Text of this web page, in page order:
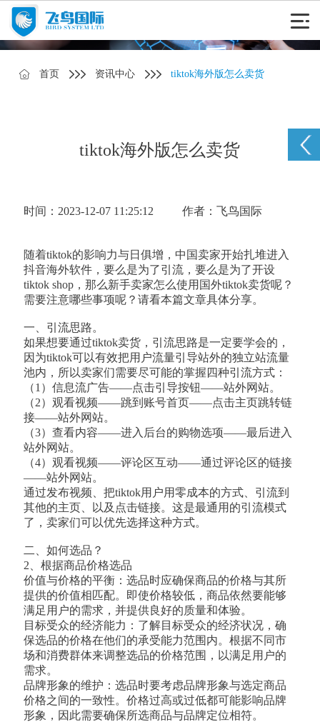
首页 资讯中心 tiktok海外版怎么卖货
tiktok海外版怎么卖货
时间：2023-12-07 11:25:12 作者：飞鸟国际
随着tiktok的影响力与日俱增，中国卖家开始扎堆进入
抖音海外软件，要么是为了引流，要么是为了开设
tiktok shop，那么新手卖家怎么使用国外tiktok卖货呢？
需要注意哪些事项呢？请看本篇文章具体分享。
一、引流思路。
如果想要通过tiktok卖货，引流思路是一定要学会的，
因为tiktok可以有效把用户流量引导站外的独立站流量
池内，所以卖家们需要尽可能的掌握四种引流方式：
（1）信息流广告——点击引导按钮——站外网站。
（2）观看视频——跳到账号首页——点击主页跳转链
接——站外网站。
（3）查看内容——进入后台的购物选项——最后进入
站外网站。
（4）观看视频——评论区互动——通过评论区的链接
——站外网站。
通过发布视频、把tiktok用户用零成本的方式、引流到
其他的主页、以及点击链接。这是最通用的引流模式
了，卖家们可以优先选择这种方式。
二、如何选品？
2、根据商品价格选品
价值与价格的平衡：选品时应确保商品的价格与其所
提供的价值相匹配。即使价格较低，商品依然要能够
满足用户的需求，并提供良好的质量和体验。
目标受众的经济能力：了解目标受众的经济状况，确
保选品的价格在他们的承受能力范围内。根据不同市
场和消费群体来调整选品的价格范围，以满足用户的
需求。
品牌形象的维护：选品时要考虑品牌形象与选定商品
价格之间的一致性。价格过高或过低都可能影响品牌
形象，因此需要确保所选商品与品牌定位相符。